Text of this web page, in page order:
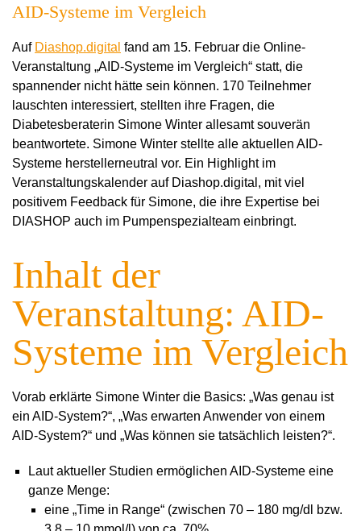
AID-Systeme im Vergleich
Auf Diashop.digital fand am 15. Februar die Online-
Veranstaltung „AID-Systeme im Vergleich“ statt, die
spannender nicht hätte sein können. 170 Teilnehmer
lauschten interessiert, stellten ihre Fragen, die
Diabetesberaterin Simone Winter allesamt souverän
beantwortete. Simone Winter stellte alle aktuellen AID-
Systeme herstellerneutral vor. Ein Highlight im
Veranstaltungskalender auf Diashop.digital, mit viel
positivem Feedback für Simone, die ihre Expertise bei
DIASHOP auch im Pumpenspezialteam einbringt.
Inhalt der
Veranstaltung: AID-
Systeme im Vergleich
Vorab erklärte Simone Winter die Basics: „Was genau ist
ein AID-System?“, „Was erwarten Anwender von einem
AID-System?“ und „Was können sie tatsächlich leisten?“.
Laut aktueller Studien ermöglichen AID-Systeme eine
ganze Menge:
eine „Time in Range“ (zwischen 70 – 180 mg/dl bzw.